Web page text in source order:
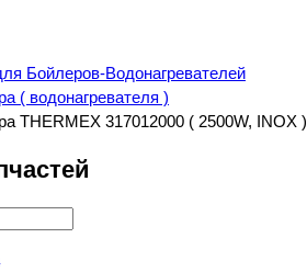
Бойлеров-Водонагревателей
( водонагревателя )
THERMEX 317012000 ( 2500W, INOX )